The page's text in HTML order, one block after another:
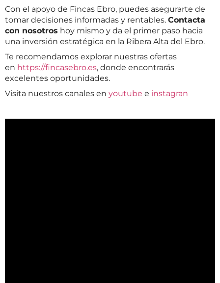
Con el apoyo de Fincas Ebro, puedes asegurarte de
tomar decisiones informadas y rentables. Contacta
con nosotros hoy mismo y da el primer paso hacia
una inversión estratégica en la Ribera Alta del Ebro.
Te recomendamos explorar nuestras ofertas
en https://fincasebro.es, donde encontrarás
excelentes oportunidades.
Visita nuestros canales en youtube e instagran